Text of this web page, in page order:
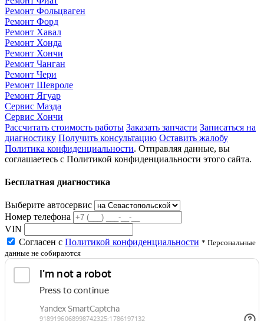
Ремонт Фольцваген
Ремонт Форд
Ремонт Хавал
Ремонт Хонда
Ремонт Хончи
Ремонт Чанган
Ремонт Чери
Ремонт Шевроле
Ремонт Ягуар
Сервис Мазда
Сервис Хончи
Рассчитать стоимость работы Заказать запчасти Записаться на
диагностику Получить консультацию Оставить жалобу
Политика конфиденциальности. Отправляя данные, вы
соглашаетесь с Политикой конфиденциальности этого сайта.
Бесплатная диагностика
Выберите автосервис
Номер телефона
VIN
Согласен с Политикой конфиденциальности * Персональные
данные не собираются